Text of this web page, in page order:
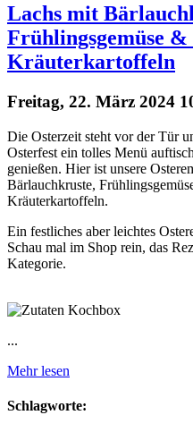
Lachs mit
Frühlingsgemüse &
Kräuterkartoffeln
Freitag, 22. März 2024
Die Osterzeit steht vor der Tür
Osterfest ein tolles Menü
genießen. Hier ist unsere
Bärlauchkruste,
Kräuterkartoffeln.
Ein festliches aber leichtes
Schau mal im Shop rein, das
Kategorie.
...
Mehr lesen
Schlagworte: